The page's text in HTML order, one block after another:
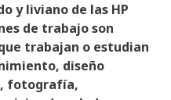
y liviano de las HP
de trabajo son
trabajan o estudian
diseño
fotografía,